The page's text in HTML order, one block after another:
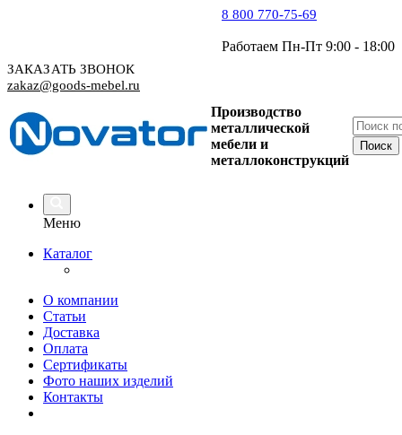
8 800 770-75-69
Работаем Пн-Пт 9:00 - 18:00
ЗАКАЗАТЬ ЗВОНОК
zakaz@goods-mebel.ru
Производство
металлической
мебели и
металлоконструкций
Меню
Каталог
О компании
Статьи
Доставка
Оплата
Сертификаты
Фото наших изделий
Контакты